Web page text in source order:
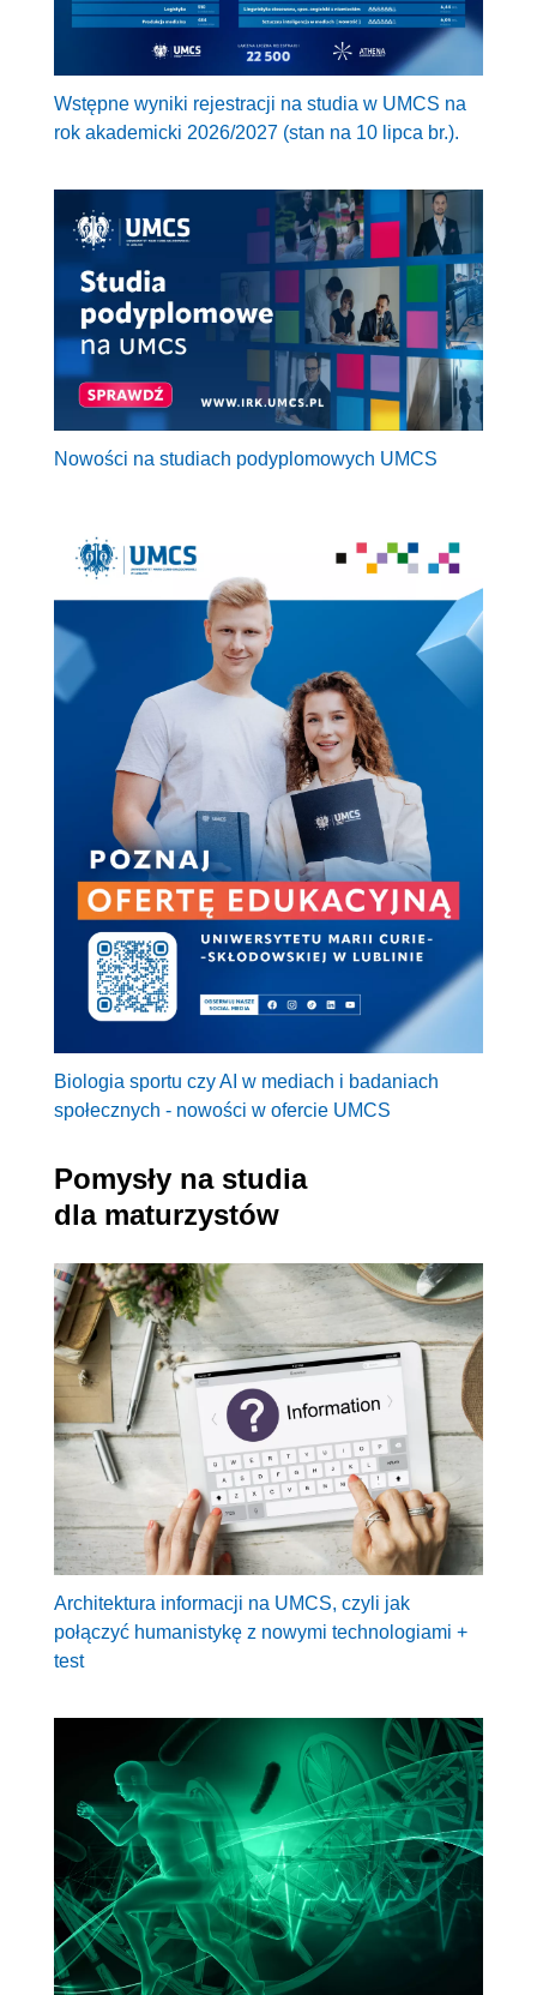
Wstępne wyniki rejestracji na studia w UMCS na
rok akademicki 2026/2027 (stan na 10 lipca br.).
Nowości na studiach podyplomowych UMCS
Biologia sportu czy AI w mediach i badaniach
społecznych - nowości w ofercie UMCS
Pomysły na studia
dla maturzystów
Architektura informacji na UMCS, czyli jak
połączyć humanistykę z nowymi technologiami +
test